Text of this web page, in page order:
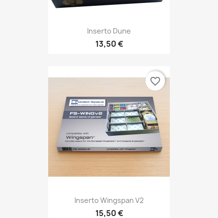
Inserto Dune
13,50 €
Inserto Wingspan V2
15,50 €
favorite_border